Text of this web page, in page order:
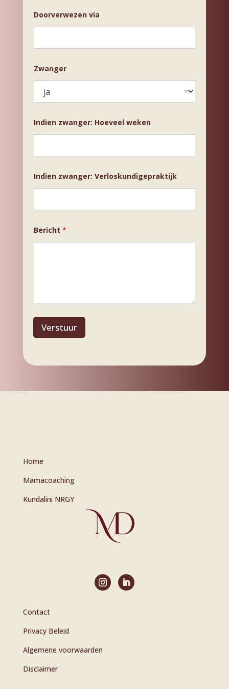
Doorverwezen via
Zwanger
Indien zwanger: Hoeveel weken
Indien zwanger: Verloskundigepraktijk
Bericht *
Verstuur
Home
Mamacoaching
Kundalini NRGY
Contact
Privacy Beleid
Algemene voorwaarden
Disclaimer